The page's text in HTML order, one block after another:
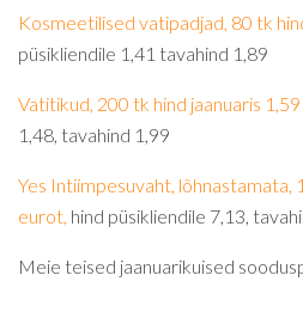
Kosmeetilised vatipadjad, 80 tk
püsikliendile 1,41 tavahind 1,89
Vatitikud, 200 tk hind jaanuaris
1,48, tavahind 1,99
Yes Intiimpesuvaht, lõhnastamata,
eurot, hind püsikliendile 7,13,
Meie teised jaanuarikuised